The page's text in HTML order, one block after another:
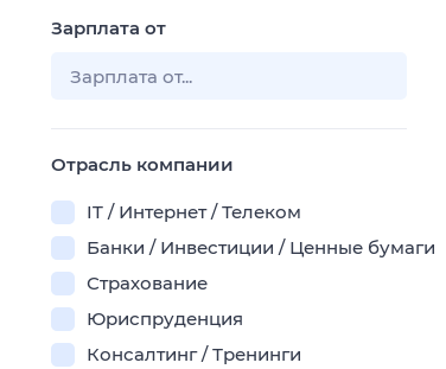
Зарплата от
Отрасль компании
IT / Интернет / Телеком
Банки / Инвестиции / Ценные бумаги
Страхование
Юриспруденция
Консалтинг / Тренинги